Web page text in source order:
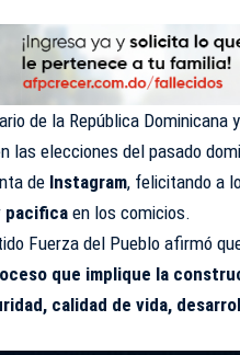
de la República Dominicana
las elecciones del pasado
de Instagram, felicitando a
pacifica en los comicios.
Fuerza del Pueblo afirmó
que implique la
calidad de vida,